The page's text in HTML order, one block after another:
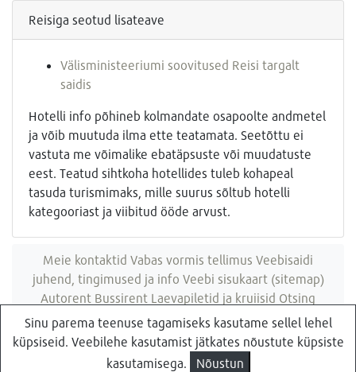
Reisiga seotud lisateave
Välisministeeriumi soovitused Reisi targalt
saidis
Hotelli info põhineb kolmandate osapoolte andmetel
ja võib muutuda ilma ette teatamata. Seetõttu ei
vastuta me võimalike ebatäpsuste või muudatuste
eest. Teatud sihtkoha hotellides tuleb kohapeal
tasuda turismimaks, mille suurus sõltub hotelli
kategooriast ja viibitud ööde arvust.
Küsi pakkumist
Meie kontaktid Vabas vormis tellimus Veebisaidi
juhend, tingimused ja info Veebi sisukaart (sitemap)
Autorent Bussirent Laevapiletid ja kruiisid Otsing
veebisaidist
Reisibüroo Reisiekspert, Roosikrantsi 8B Tallinn, Eesti
- e-post: ebyroo[ät]reisid.ee - telefon:
Sinu parema teenuse tagamiseks kasutame sellel lehel
küpsiseid. Veebilehe kasutamist jätkates nõustute küpsiste
kasutamisega.
Nõustun